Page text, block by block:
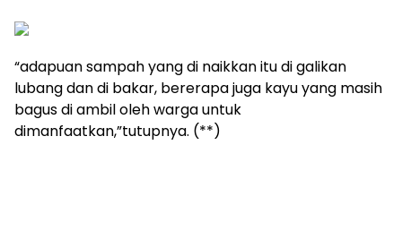
“adapuan sampah yang di naikkan itu di galikan
lubang dan di bakar, bererapa juga kayu yang masih
bagus di ambil oleh warga untuk
dimanfaatkan,”tutupnya. (**)